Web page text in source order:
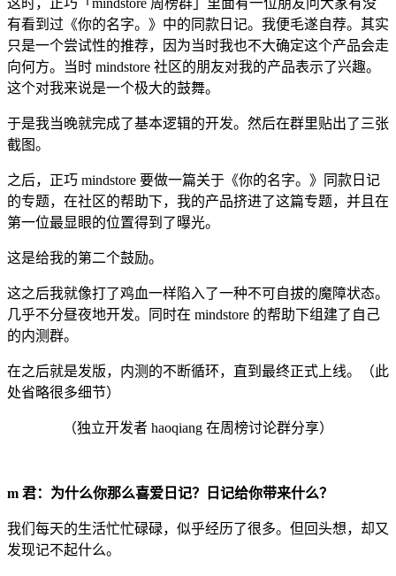
有看到过《你的名字。》中的同款日记。我便毛遂自荐。其实
只是一个尝试性的推荐，因为当时我也不大确定这个产品会走
向何方。当时 mindstore 社区的朋友对我的产品表示了兴趣。
这个对我来说是一个极大的鼓舞。
于是我当晚就完成了基本逻辑的开发。然后在群里贴出了三张
截图。
之后，正巧 mindstore 要做一篇关于《你的名字。》同款日记
的专题，在社区的帮助下，我的产品挤进了这篇专题，并且在
第一位最显眼的位置得到了曝光。
这是给我的第二个鼓励。
这之后我就像打了鸡血一样陷入了一种不可自拔的魔障状态。
几乎不分昼夜地开发。同时在 mindstore 的帮助下组建了自己
的内测群。
在之后就是发版，内测的不断循环，直到最终正式上线。（此
处省略很多细节）
（独立开发者 haoqiang 在周榜讨论群分享）
m 君：为什么你那么喜爱日记？日记给你带来什么？
我们每天的生活忙忙碌碌，似乎经历了很多。但回头想，却又
发现记不起什么。